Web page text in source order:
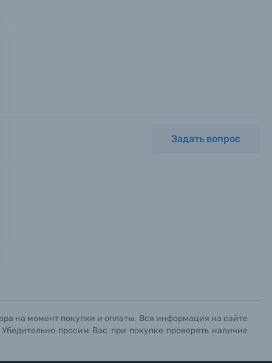
с
Задать вопрос
на момент покупки и оплаты. Вся информация на сайте
просим Вас при покупке проверять наличие